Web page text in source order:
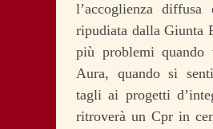
l’accoglienza
ripudiata dalla Giunta
più problemi quando
Aura, quando si
tagli ai progetti
ritroverà un Cpr in